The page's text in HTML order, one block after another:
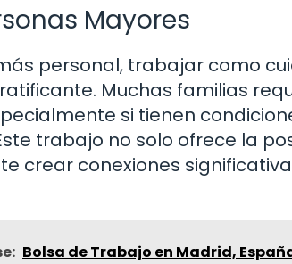
Mayores
personal, trabajar como
Muchas familias
si tienen
trabajo no solo ofrece la
crear conexiones
Bolsa de Trabajo en Madrid,